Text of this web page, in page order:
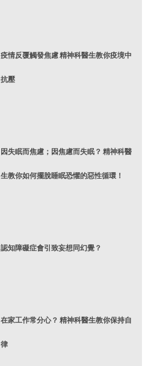
疫情反覆觸發焦慮 精神科醫生教你疫境中
抗壓
因失眠而焦慮；因焦慮而失眠？ 精神科醫
生教你如何擺脫睡眠恐懼的惡性循環！
認知障礙症會引致妄想同幻覺？
在家工作常分心？ 精神科醫生教你保持自
律